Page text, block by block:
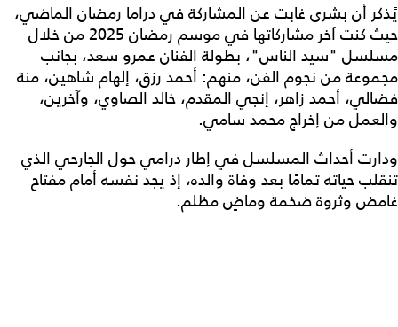
يًذكر أن بشرى غابت عن المشاركة في دراما رمضان الماضي،
حيث كنت آخر مشاركاتها في موسم رمضان 2025 من خلال
مسلسل "سيد الناس"، بطولة الفنان عمرو سعد، بجانب
مجموعة من نجوم الفن، منهم: أحمد رزق، إلهام شاهين، منة
فضالي، أحمد زاهر، إنجي المقدم، خالد الصاوي، وآخرين،
والعمل من إخراج محمد سامي.
ودارت أحداث المسلسل في إطار درامي حول الجارحي الذي
تنقلب حياته تمامًا بعد وفاة والده، إذ يجد نفسه أمام مفتاح
غامض وثروة ضخمة وماضٍ مظلم.